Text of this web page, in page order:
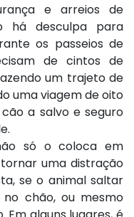
e arreios de
há desculpa para
os passeios de
de cintos de
um trajeto de
uma viagem de oito
a salvo e seguro
só o coloca em
uma distração
se o animal saltar
chão, ou mesmo